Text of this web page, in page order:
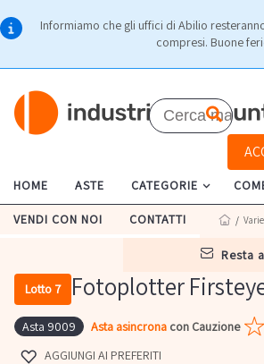
Informiamo che gli uffici di Abilio
compresi. Buone
HOME ASTE CATEGORIE
VENDI CON NOI CONTATTI
resta
/ Varie
Lotto 7 Fotoplotter
Asta 9009 Asta asincrona con Cauzione
AGGIUNGI AI PREFERITI